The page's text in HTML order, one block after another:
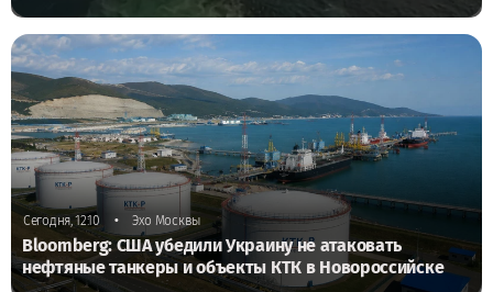
Сегодня, 12:10 • Эхо Москвы
Bloomberg: США убедили Украину не атаковать
нефтяные танкеры и объекты КТК в Новороссийске